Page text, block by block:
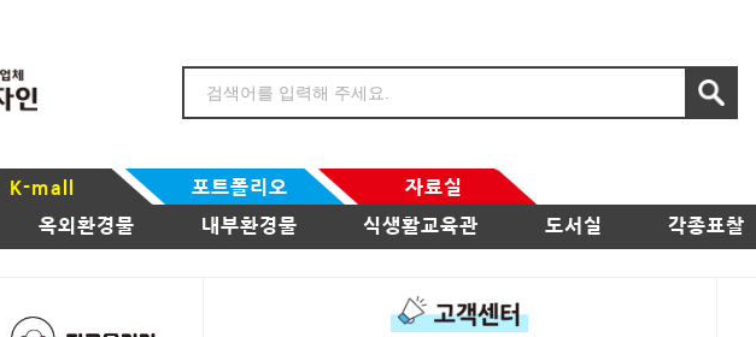
K-mall 포트폴리오
자료실
옥외환경물 내부환경물 식생활교육관 도서실 각종표찰